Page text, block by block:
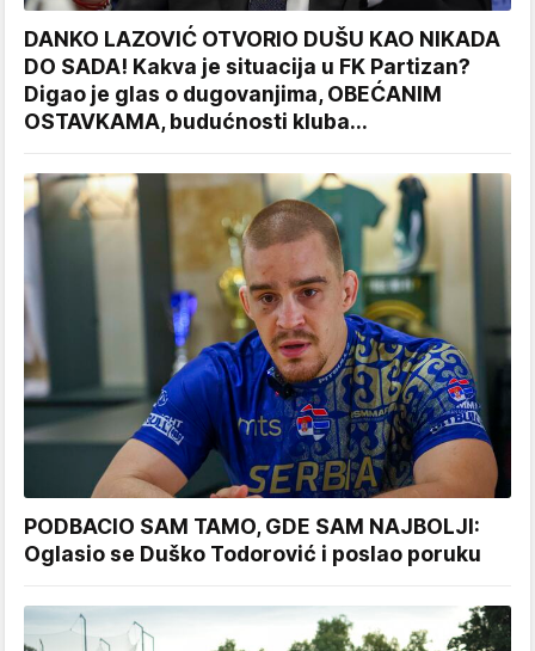
DANKO LAZOVIĆ OTVORIO DUŠU KAO NIKADA
DO SADA! Kakva je situacija u FK Partizan?
Digao je glas o dugovanjima, OBEĆANIM
OSTAVKAMA, budućnosti kluba...
PODBACIO SAM TAMO, GDE SAM NAJBOLJI:
Oglasio se Duško Todorović i poslao poruku